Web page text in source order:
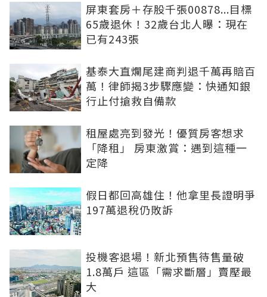
屏東套房＋存股千張00878...目標
65歲退休！32歲台北人曝：現在
已有243張
基泰大直爛尾建商判退千萬再賠百
萬！律師揭3步驟應變：快通知銀
行止付搶救自備款
租屋處亮到發光！優質房客想求
「降租」 房東激賞：遇到這種一
定降
假日都回高雄住！他拿里長證明爭
197萬退稅仍敗訴
投機客退場！新北預售待售量破
1.8萬戶 這區「需求斷層」賣壓最
大